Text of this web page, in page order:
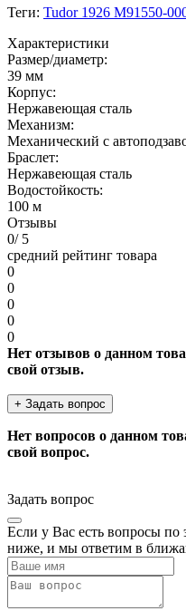
Теги: Tudor 1926 M91550-
Характеристики
Размер/диаметр:
39 мм
Корпус:
Нержавеющая сталь
Механизм:
Механический с
Браслет:
Нержавеющая сталь
Водостойкость:
100 м
Отзывы
0/ 5
средний рейтинг товара
0
0
0
0
0
Нет отзывов о данном
свой отзыв.
+ Задать вопрос
Нет вопросов о данном
свой вопрос.
Задать вопрос
Если у Вас есть вопросы по
ниже, и мы ответим в